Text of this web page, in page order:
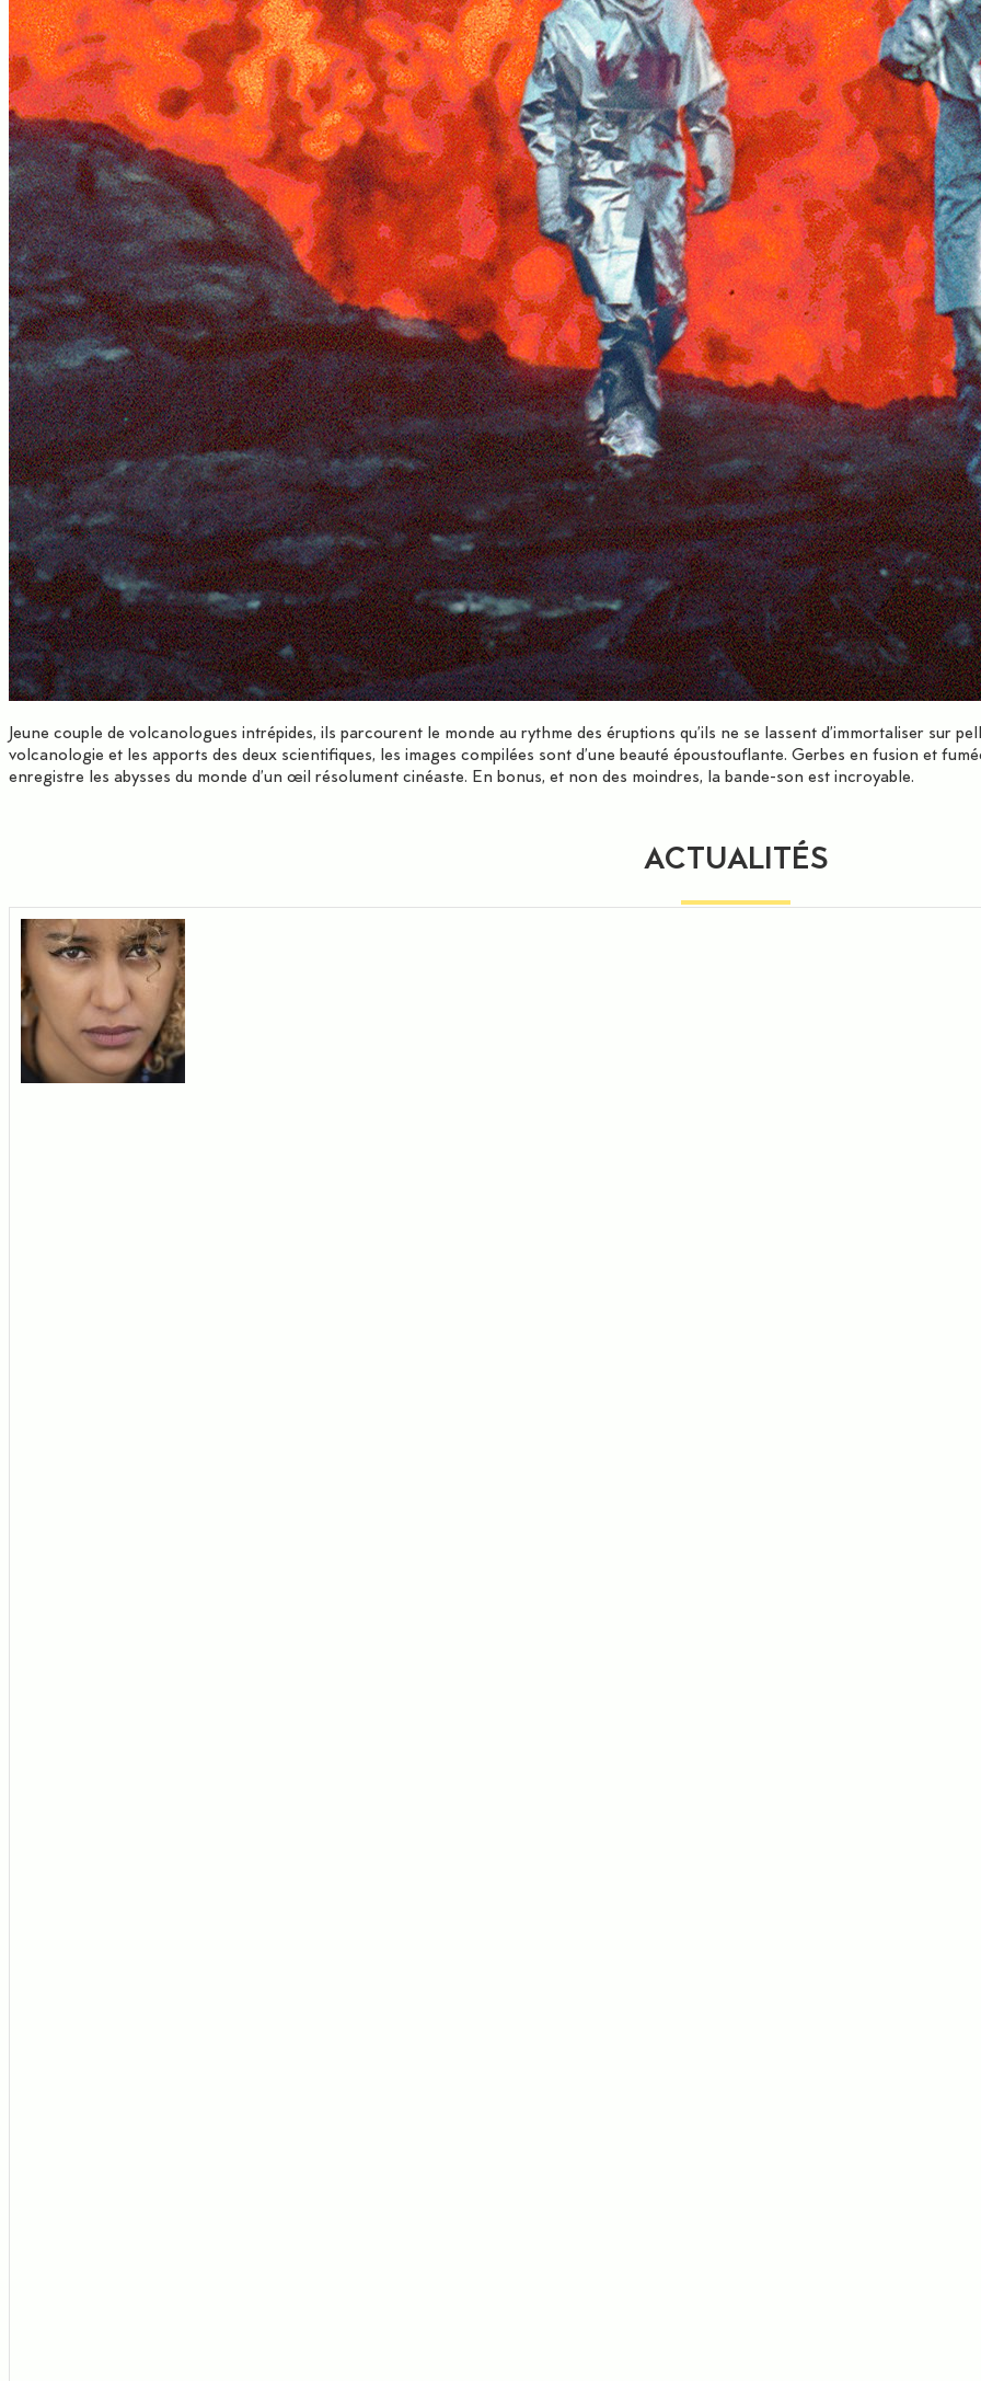
Jeune couple de volcanologues intrépides, ils parcourent le monde au rythme des éruptions qu’ils ne se lassent d’immortaliser sur
volcanologie et les apports des deux scientifiques, les images compilées sont d’une beauté époustouflante. Gerbes en fusion et
enregistre les abysses du monde d’un œil résolument cinéaste. En bonus, et non des moindres, la bande-son est incroyable.
ACTUALITÉS